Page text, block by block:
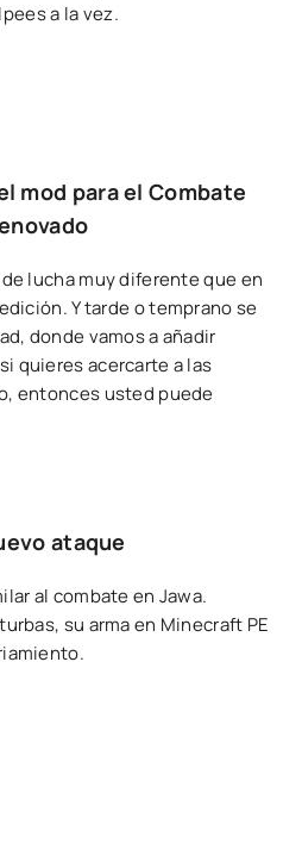
a la vez.
mod para el Combate
lucha muy diferente que en
Y tarde o temprano se
donde vamos a añadir
quieres acercarte a las
entonces usted puede
ataque
al combate en Jawa.
su arma en Minecraft PE